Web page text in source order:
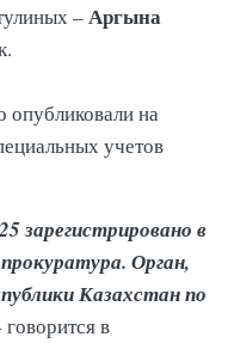
–Аргына
опубликовали на
учетов
зарегистрировано в
Орган,
Казахстан по
говорится в